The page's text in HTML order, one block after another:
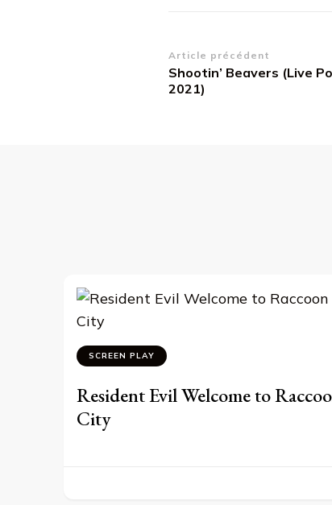
Navigation
d’article
Article précédent
Shootin’ Beavers (Live
2021)
SCREEN PLAY
Resident Evil Welcome to
City